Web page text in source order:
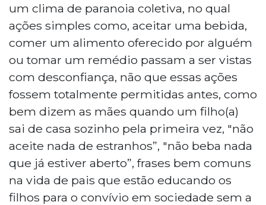
um clima de paranoia coletiva, no qual
ações simples como, aceitar uma bebida,
comer um alimento oferecido por alguém
ou tomar um remédio passam a ser vistas
com desconfiança, não que essas ações
fossem totalmente permitidas antes, como
bem dizem as mães quando um filho(a)
sai de casa sozinho pela primeira vez, "não
aceite nada de estranhos”, "não beba nada
que já estiver aberto”, frases bem comuns
na vida de pais que estão educando os
filhos para o convívio em sociedade sem a